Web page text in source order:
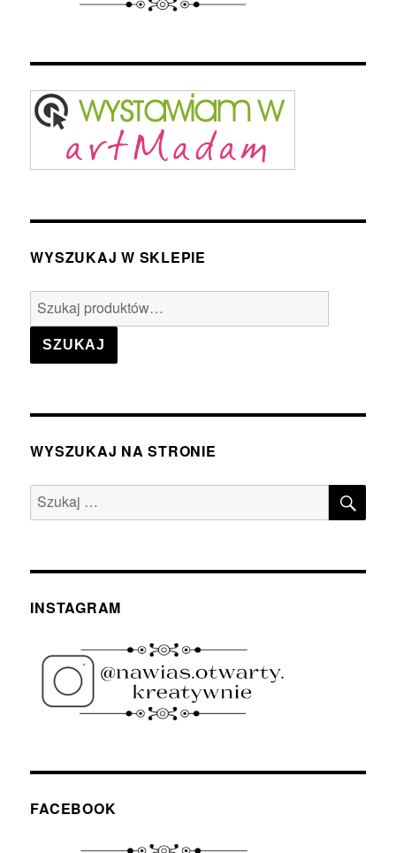
WYSZUKAJ W SKLEPIE
Szukaj:
SZUKAJ
WYSZUKAJ NA STRONIE
Szukaj:
INSTAGRAM
FACEBOOK